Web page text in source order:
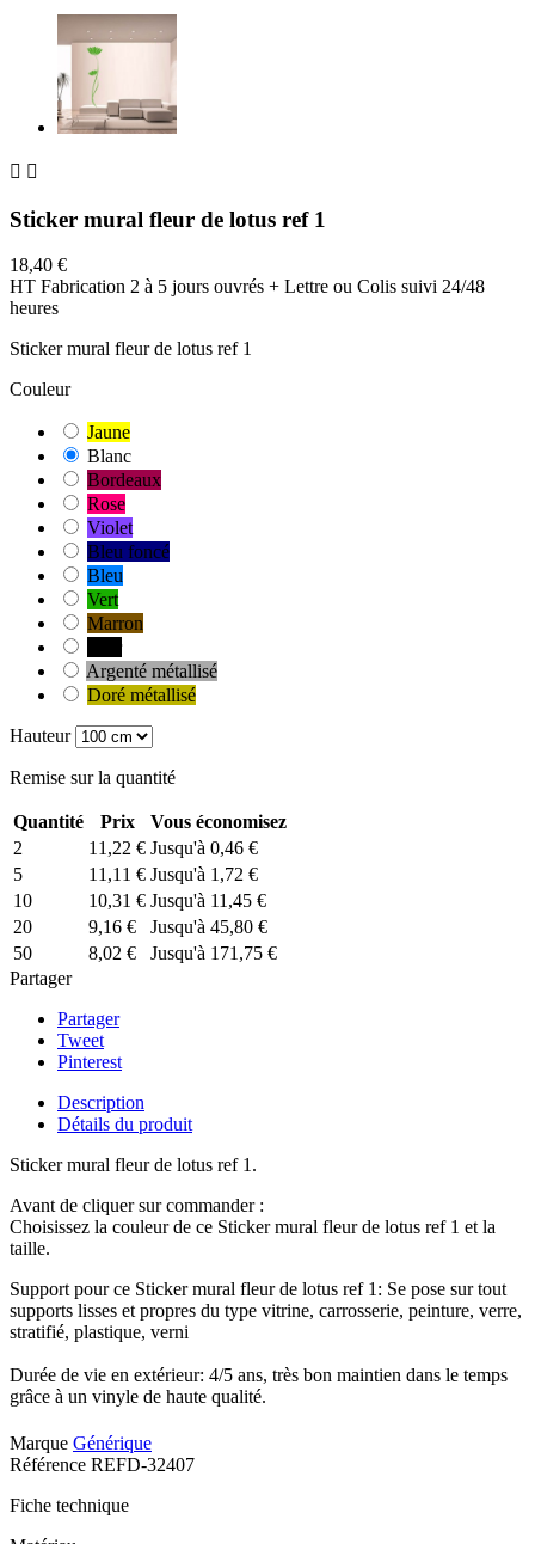
 
Sticker mural fleur de lotus ref 1
18,40 €
HT Fabrication 2 à 5 jours ouvrés + Lettre ou Colis suivi 24/48
heures
Sticker mural fleur de lotus ref 1
Couleur
Jaune
Blanc
Bordeaux
Rose
Violet
Bleu foncé
Bleu
Vert
Marron
Argenté métallisé
Doré métallisé
Hauteur
Remise sur la quantité
Quantité Prix
Vous économisez
2
11,22 € Jusqu'à 0,46 €
5
11,11 € Jusqu'à 1,72 €
10
10,31 € Jusqu'à 11,45 €
20
9,16 €
Jusqu'à 45,80 €
50
8,02 €
Jusqu'à 171,75 €
Partager
Partager
Tweet
Pinterest
Description
Détails du produit
Sticker mural fleur de lotus ref 1.
Avant de cliquer sur commander :
Choisissez la couleur de ce Sticker mural fleur de lotus ref 1 et la
taille.
Support pour ce Sticker mural fleur de lotus ref 1: Se pose sur tout
supports lisses et propres du type vitrine, carrosserie, peinture, verre,
stratifié, plastique, verni
Durée de vie en extérieur: 4/5 ans, très bon maintien dans le temps
grâce à un vinyle de haute qualité.
Marque Générique
Référence REFD-32407
Fiche technique